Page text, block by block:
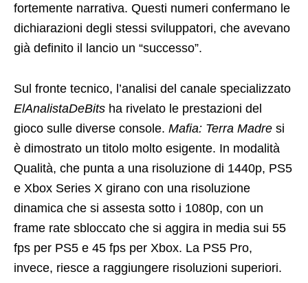
fortemente narrativa. Questi numeri confermano le
dichiarazioni degli stessi sviluppatori, che avevano
già definito il lancio un “successo”.
Sul fronte tecnico, l’analisi del canale specializzato
ElAnalistaDeBits ha rivelato le prestazioni del
gioco sulle diverse console. Mafia: Terra Madre si
è dimostrato un titolo molto esigente. In modalità
Qualità, che punta a una risoluzione di 1440p, PS5
e Xbox Series X girano con una risoluzione
dinamica che si assesta sotto i 1080p, con un
frame rate sbloccato che si aggira in media sui 55
fps per PS5 e 45 fps per Xbox. La PS5 Pro,
invece, riesce a raggiungere risoluzioni superiori.